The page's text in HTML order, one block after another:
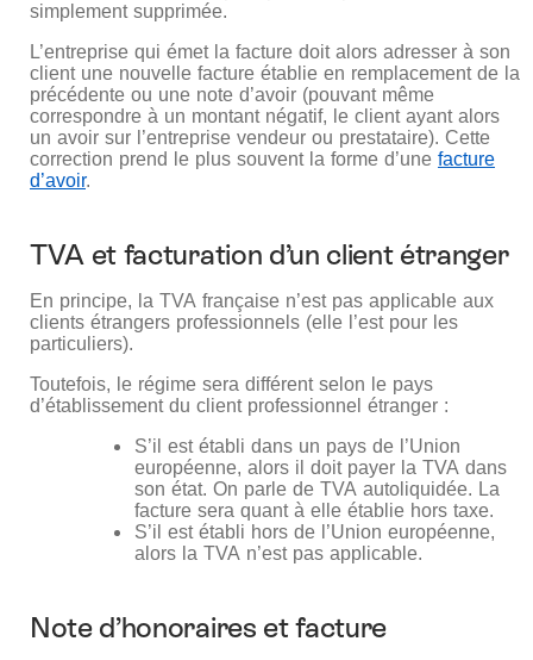
simplement supprimée.
L’entreprise qui émet la facture doit alors adresser à son
client une nouvelle facture établie en remplacement de la
précédente ou une note d’avoir (pouvant même
correspondre à un montant négatif, le client ayant alors
un avoir sur l’entreprise vendeur ou prestataire). Cette
correction prend le plus souvent la forme d’une facture
d’avoir.
TVA et facturation d’un client étranger
En principe, la TVA française n’est pas applicable aux
clients étrangers professionnels (elle l’est pour les
particuliers).
Toutefois, le régime sera différent selon le pays
d’établissement du client professionnel étranger :
S’il est établi dans un pays de l’Union
européenne, alors il doit payer la TVA dans
son état. On parle de TVA autoliquidée. La
facture sera quant à elle établie hors taxe.
S’il est établi hors de l’Union européenne,
alors la TVA n’est pas applicable.
Note d’honoraires et facture